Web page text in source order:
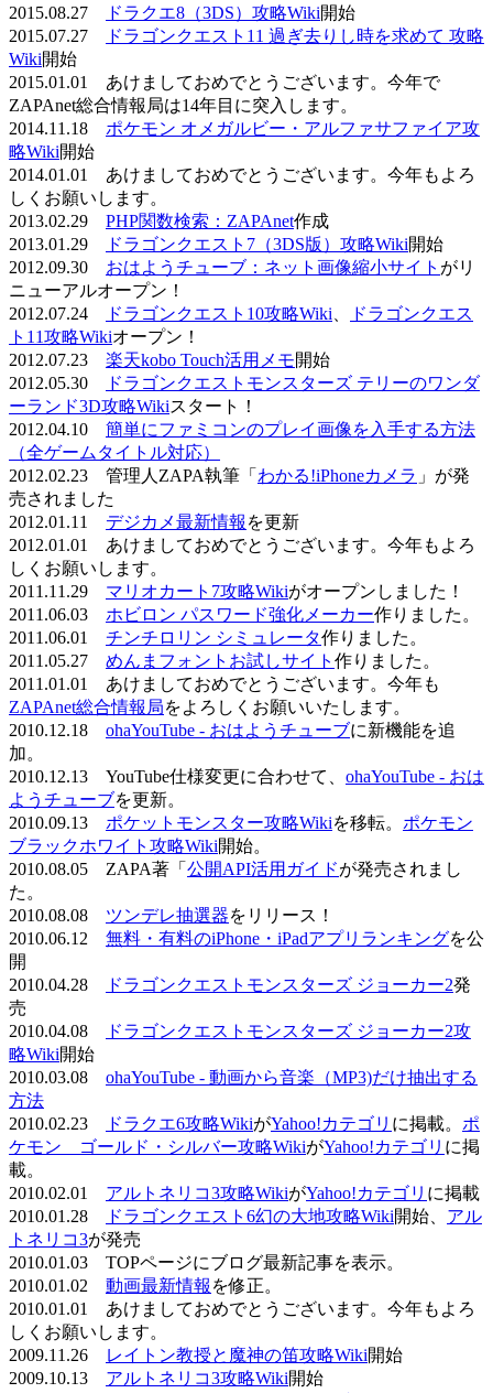
2015.08.27
ドラクエ8（3DS）攻略Wiki開始
2015.07.27
ドラゴンクエスト11 過ぎ去りし時を求めて 攻略
Wiki開始
2015.01.01 あけましておめでとうございます。今年で
ZAPAnet総合情報局は14年目に突入します。
2014.11.18 ポケモン オメガルビー・アルファサファイア攻
略Wiki開始
2014.01.01 あけましておめでとうございます。今年もよろ
しくお願いします。
2013.02.29 PHP関数検索：ZAPAnet作成
2013.01.29
ドラゴンクエスト7（3DS版）攻略Wiki開始
2012.09.30 おはようチューブ：ネット画像縮小サイト がリ
ニューアルオープン！
2012.07.24
ドラゴンクエスト10攻略Wiki
ドラゴンクエス
ト11攻略Wikiオープン！
2012.07.23 楽天kobo Touch活用メモ開始
2012.05.30
ドラゴンクエストモンスターズ テリーのワンダ
ーランド3D攻略Wikiスタート！
2012.04.10 簡単にファミコンのプレイ画像を入手する方法
（全ゲームタイトル対応）
2012.02.23 管理人ZAPA執筆「 わかる!iPhoneカメラ 」が発
売されました
2012.01.11 デジカメ最新情報 を更新
2012.01.01 あけましておめでとうございます。今年もよろ
しくお願いします。
2011.11.29 マリオカート7攻略Wikiがオープンしました！
2011.06.03 ホビロン パスワード強化メーカー作りました。
2011.06.01 チンチロリン シミュレータ作りました。
2011.05.27 めんまフォントお試しサイト 作りました。
2011.01.01 あけましておめでとうございます。今年も
ZAPAnet総合情報局をよろしくお願いいたします。
2010.12.18 ohaYouTube - おはようチューブに新機能を追
加。
2010.12.13 YouTube仕様変更に合わせて、 ohaYouTube - おは
ようチューブを更新。
2010.09.13 ポケットモンスター攻略Wikiを移転。 ポケモン
ブラックホワイト攻略Wiki開始。
2010.08.05 ZAPA著「 公開API活用ガイドが発売されまし
た。
2010.08.08 ツンデレ抽選器をリリース！
2010.06.12 無料・有料のiPhone・iPadアプリランキングを公
開
2010.04.28
ドラゴンクエストモンスターズ ジョーカー2発
売
2010.04.08
ドラゴンクエストモンスターズ ジョーカー2攻
略Wiki開始
2010.03.08 ohaYouTube - 動画から音楽（MP3)だけ抽出する
方法
2010.02.23
ドラクエ6攻略WikiがYahoo!カテゴリ に掲載。 ポ
ケモン ゴールド・シルバー攻略WikiがYahoo!カテゴリ に掲
載。
2010.02.01 アルトネリコ3攻略WikiがYahoo!カテゴリ に掲載
2010.01.28
ドラゴンクエスト6幻の大地攻略Wiki開始、 アル
トネリコ3が発売
2010.01.03 TOPページにブログ最新記事を表示。
2010.01.02 動画最新情報 を修正。
2010.01.01 あけましておめでとうございます。今年もよろ
しくお願いします。
2009.11.26
レイトン教授と魔神の笛攻略Wiki開始
2009.10.13 アルトネリコ3攻略Wiki開始